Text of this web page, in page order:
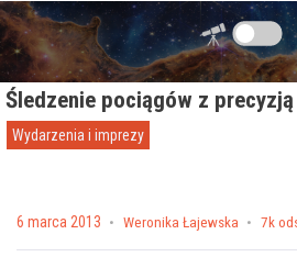
Przejdź do zawartości
Śledzenie pociągów z
Wydarzenia i imprezy
Posted on
6 marca 2013 by Weronika Łajewska 7k